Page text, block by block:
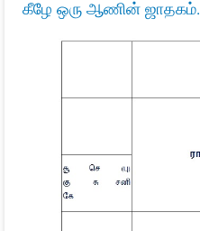
கீழே ஒரு ஆணின் ஜாதகம்.